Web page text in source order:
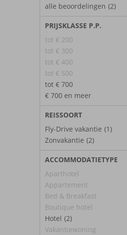
alle beoordelingen (2)
PRIJSKLASSE P.P.
tot € 200
tot € 300
tot € 400
tot € 500
tot € 700
€ 700 en meer
REISSOORT
Fly-Drive vakantie (1)
Zonvakantie (2)
ACCOMMODATIETYPE
Aparthotel
Appartement
Bed & Breakfast
Boutique hotel
Hotel (2)
Vakantiewoning